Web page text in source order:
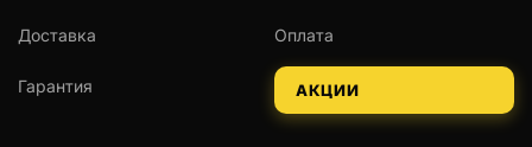
Доставка Оплата
Гарантия АКЦИИ